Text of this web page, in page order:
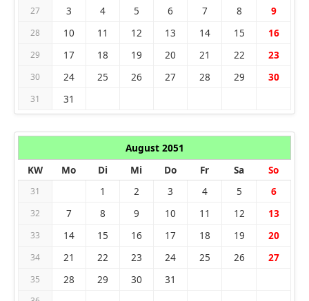
27 3 4 5 6 7 8 9
28 10 11 12 13 14 15 16
29 17 18 19 20 21 22 23
30 24 25 26 27 28 29 30
31 31
August 2051
KW
Mo Di Mi Do Fr Sa So
31 1 2 3 4 5 6
32 7 8 9 10 11 12 13
33 14 15 16 17 18 19 20
34 21 22 23 24 25 26 27
35 28 29 30 31